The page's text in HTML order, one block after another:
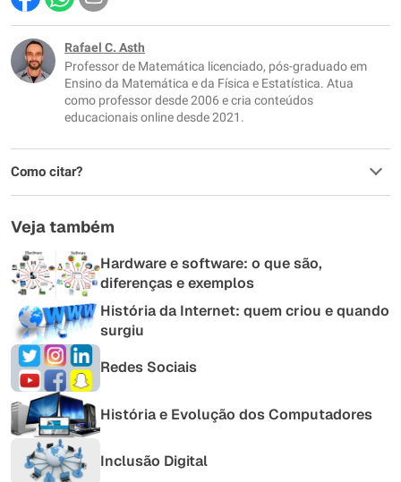
Este conteúdo contém informação incorreta
Este conteúdo não tem a informação que procuro
Outro
Rafael C. Asth
Professor de Matemática licenciado, pós-graduado em
Ensino da Matemática e da Física e Estatística. Atua
como professor desde 2006 e cria conteúdos
educacionais online desde 2021.
Como citar?
Veja também
Hardware e software: o que são,
diferenças e exemplos
História da Internet: quem criou e quando
surgiu
Redes Sociais
História e Evolução dos Computadores
Inclusão Digital